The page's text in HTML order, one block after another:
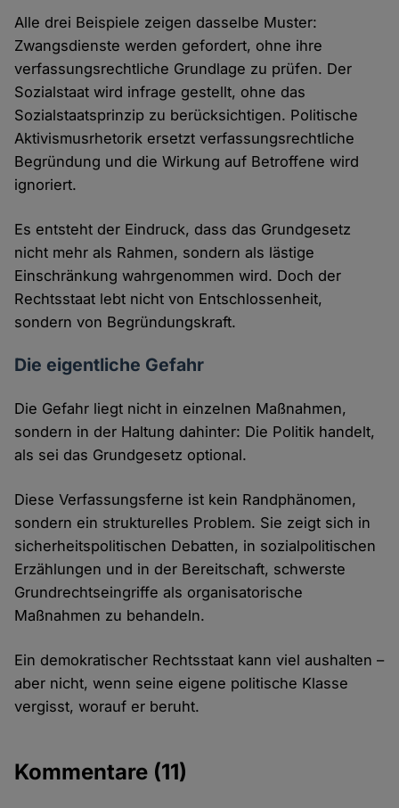
Alle drei Beispiele zeigen dasselbe Muster:
Zwangsdienste werden gefordert, ohne ihre
verfassungsrechtliche Grundlage zu prüfen. Der
Sozialstaat wird infrage gestellt, ohne das
Sozialstaatsprinzip zu berücksichtigen. Politische
Aktivismusrhetorik ersetzt verfassungsrechtliche
Begründung und die Wirkung auf Betroffene wird
ignoriert.
Es entsteht der Eindruck, dass das Grundgesetz
nicht mehr als Rahmen, sondern als lästige
Einschränkung wahrgenommen wird. Doch der
Rechtsstaat lebt nicht von Entschlossenheit,
sondern von Begründungskraft.
Die eigentliche Gefahr
Die Gefahr liegt nicht in einzelnen Maßnahmen,
sondern in der Haltung dahinter: Die Politik handelt,
als sei das Grundgesetz optional.
Diese Verfassungsferne ist kein Randphänomen,
sondern ein strukturelles Problem. Sie zeigt sich in
sicherheitspolitischen Debatten, in sozialpolitischen
Erzählungen und in der Bereitschaft, schwerste
Grundrechtseingriffe als organisatorische
Maßnahmen zu behandeln.
Ein demokratischer Rechtsstaat kann viel aushalten –
aber nicht, wenn seine eigene politische Klasse
vergisst, worauf er beruht.
Kommentare (11)